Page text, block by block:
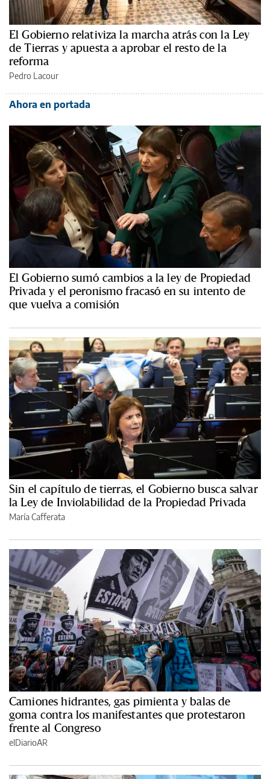
El Gobierno relativiza la marcha atrás con la Ley
de Tierras y apuesta a aprobar el resto de la
reforma
Pedro Lacour
Ahora en portada
El Gobierno sumó cambios a la ley de Propiedad
Privada y el peronismo fracasó en su intento de
que vuelva a comisión
Sin el capítulo de tierras, el Gobierno busca salvar
la Ley de Inviolabilidad de la Propiedad Privada
María Cafferata
Camiones hidrantes, gas pimienta y balas de
goma contra los manifestantes que protestaron
frente al Congreso
elDiarioAR